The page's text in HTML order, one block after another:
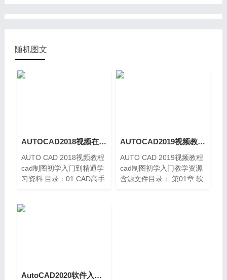
随机图文
AUTOCAD2018视频在线教程cad制图初学精通学习资料
AUTO CAD 2018视频教程
cad制图初学入门到精通学
习资料 目录：01.CAD高手
高手养成记之精通篇
AUTOCAD2019视频教程cad制图初学入门教学资源含源文件
AUTO CAD 2019视频教程
cad制图初学入门教学资源
含源文件目录： 第01章 软
AutoCAD2020软件入门到精通视频教程含实战源文件练习题